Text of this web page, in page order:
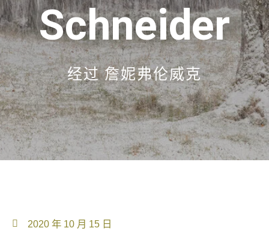
Schneider
经过詹妮弗伦威克
2020 年 10 月 15 日